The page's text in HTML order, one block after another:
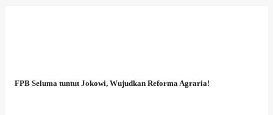
FPB Seluma tuntut Jokowi, Wujudkan Reforma Agraria!